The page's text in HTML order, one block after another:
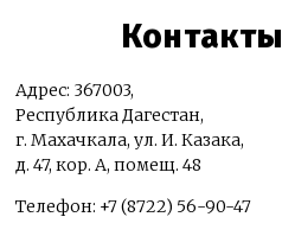
Контакты
Адрес: 367003,
Республика Дагестан,
г. Махачкала, ул. И. Казака,
д. 47, кор. А, помещ. 48
Телефон: +7 (8722) 56-90-47